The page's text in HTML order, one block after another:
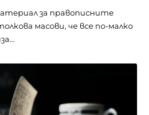
за правописните
масови, че все по-малко